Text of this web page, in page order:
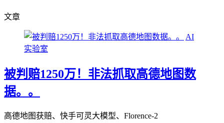
文章
AI
实验室
被判赔1250万！非法抓取高德地图数
据。。
高德地图获赔、快手可灵大模型、Florence-2